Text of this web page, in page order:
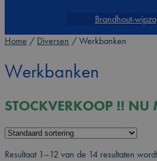
Brandhout-
Home / Diversen /Werkbanken
Werkbanken
STOCKVERKOOP !! NU
Resultaat 1–12 van de 14 resultaten